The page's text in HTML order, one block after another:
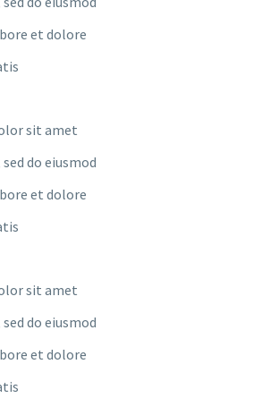
et dolore
sit amet
do eiusmod
et dolore
sit amet
do eiusmod
et dolore